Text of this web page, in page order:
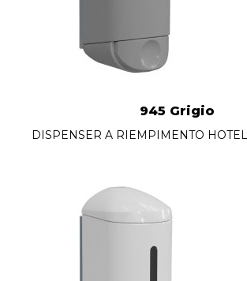
945 Grigio
DISPENSER A RIEMPIMENTO